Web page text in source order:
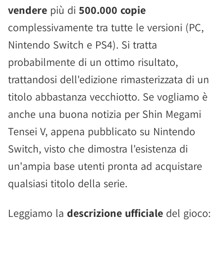
vendere più di 500.000 copie
complessivamente tra tutte le versioni (PC,
Nintendo Switch e PS4). Si tratta
probabilmente di un ottimo risultato,
trattandosi dell'edizione rimasterizzata di un
titolo abbastanza vecchiotto. Se vogliamo è
anche una buona notizia per Shin Megami
Tensei V, appena pubblicato su Nintendo
Switch, visto che dimostra l'esistenza di
un'ampia base utenti pronta ad acquistare
qualsiasi titolo della serie.
Leggiamo la descrizione ufficiale del gioco: